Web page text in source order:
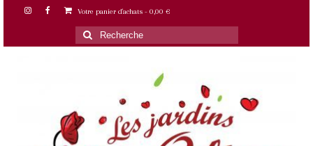
Votre panier d'achats - 0,00 €
Rechercher
: